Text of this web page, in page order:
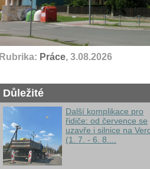
Rubrika: Práce, 3.08.2026
Důležité
Další komplikace pro
řidiče: od července se
uzavře i silnice na
(1. 7. - 6. 8....